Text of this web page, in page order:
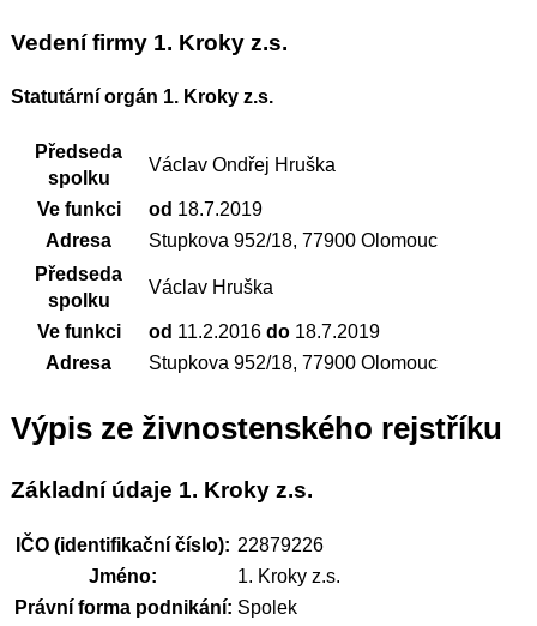
Vedení firmy 1. Kroky z.s.
Statutární orgán 1. Kroky z.s.
Předseda
spolku
Václav Ondřej Hruška
Ve funkci od 18.7.2019
Adresa
Stupkova 952/18, 77900 Olomouc
Předseda
spolku
Václav Hruška
Ve funkci od 11.2.2016 do18.7.2019
Adresa
Stupkova 952/18, 77900 Olomouc
Výpis ze živnostenského rejstříku
Základní údaje 1. Kroky z.s.
IČO (identifikační číslo): 22879226
Jméno:
1. Kroky z.s.
Právní forma podnikání: Spolek